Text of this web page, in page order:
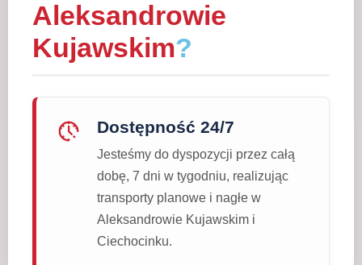
Aleksandrowie
Kujawskim?
Dostępność 24/7
Jesteśmy do dyspozycji przez całą
dobę, 7 dni w tygodniu, realizując
transporty planowe i nagłe w
Aleksandrowie Kujawskim i
Ciechocinku.